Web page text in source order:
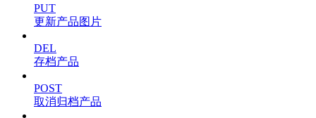
PUT
更新产品图片
DEL
存档产品
POST
取消归档产品